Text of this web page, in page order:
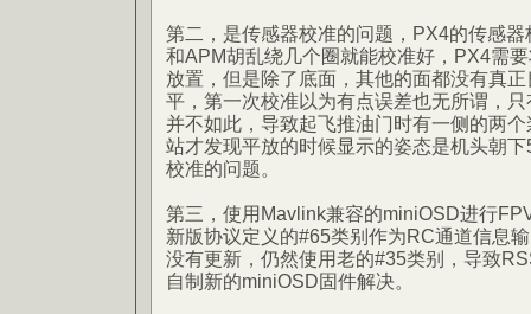
第二，是传感器校准的问题，PX4的传感
和APM胡乱绕几个圈就能校准好，PX4需
放置，但是除了底面，其他的面都没有真
平，第一次校准以为有点误差也无所谓，
并不如此，导致起飞推油门时有一侧的两
站才发现平放的时候显示的姿态是机头朝
校准的问题。
第三，使用Mavlink兼容的miniOSD进行
新版协议定义的#65类别作为RC通道信息
没有更新，仍然使用老的#35类别，导致
自制新的miniOSD固件解决。